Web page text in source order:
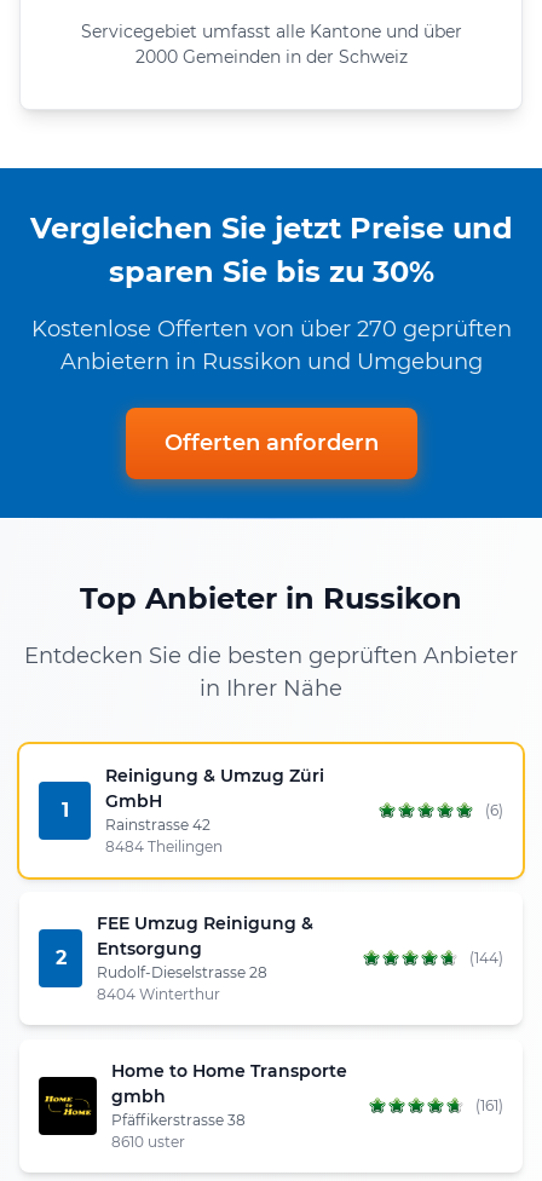
Servicegebiet umfasst alle Kantone und über
2000 Gemeinden in der Schweiz
Vergleichen Sie jetzt Preise und
sparen Sie bis zu 30%
Kostenlose Offerten von über 270 geprüften
Anbietern in Russikon und Umgebung
Offerten anfordern
Top Anbieter in Russikon
Entdecken Sie die besten geprüften Anbieter
in Ihrer Nähe
1
Reinigung & Umzug Züri
GmbH
Rainstrasse 42
8484 Theilingen
(6)
2
FEE Umzug Reinigung &
Entsorgung
Rudolf-Dieselstrasse 28
8404 Winterthur
(144)
Home to Home Transporte
gmbh
Pfäffikerstrasse 38
8610 uster
(161)